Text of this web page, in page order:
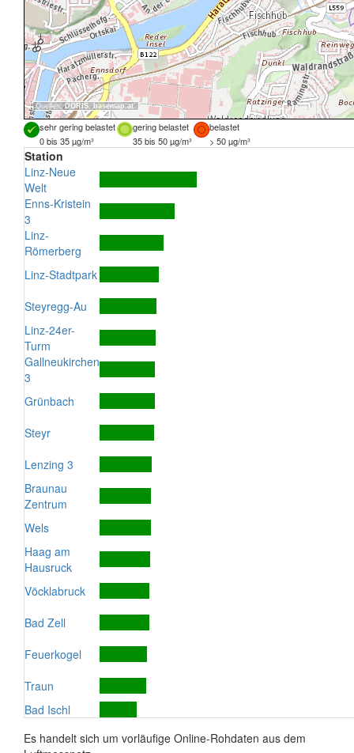
Quellen:DORIS, basemap.at
sehr gering belastet gering belastet
belastet
0 bis 35 µg/m³
35 bis 50 µg/m³ > 50 µg/m³
Station
Linz-Neue
Welt
Enns-Kristein
3
Linz-
Römerberg
Linz-Stadtpark
Steyregg-Au
Linz-24er-
Turm
Gallneukirchen
3
Grünbach
Steyr
Lenzing 3
Braunau
Zentrum
Wels
Haag am
Hausruck
Vöcklabruck
Bad Zell
Feuerkogel
Traun
Bad Ischl
Es handelt sich um vorläufige Online-Rohdaten aus dem